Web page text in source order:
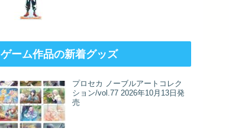
ゲーム作品の新着グッズ
プロセカ ノーブルアートコレク
ション/vol.77 2026年10月13日発
売